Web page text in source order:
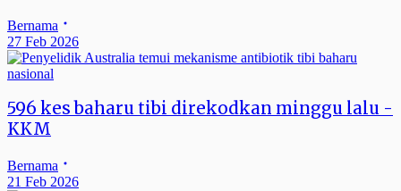
Bernama
27 Feb 2026
nasional
596 kes baharu tibi direkodkan minggu lalu -
KKM
Bernama
21 Feb 2026